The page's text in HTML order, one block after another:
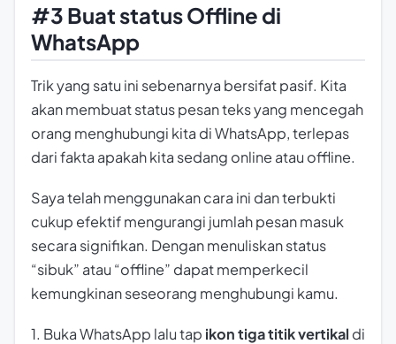
#3 Buat status Offline di
WhatsApp
Trik yang satu ini sebenarnya bersifat pasif. Kita
akan membuat status pesan teks yang mencegah
orang menghubungi kita di WhatsApp, terlepas
dari fakta apakah kita sedang online atau offline.
Saya telah menggunakan cara ini dan terbukti
cukup efektif mengurangi jumlah pesan masuk
secara signifikan. Dengan menuliskan status
“sibuk” atau “offline” dapat memperkecil
kemungkinan seseorang menghubungi kamu.
1. Buka WhatsApp lalu tap ikon tiga titik vertikaldi